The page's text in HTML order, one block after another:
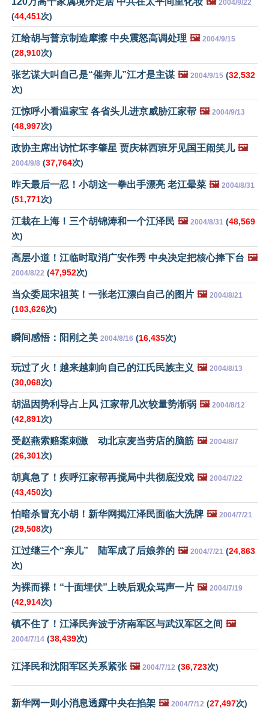
2004/9/22
(44,451次)
江给胡与普京制造摩擦 中央震怒高调处理 🖼️ 2004/9/15
(28,910次)
张艺谋大叫自己是“催奔儿”江才是主谋 🖼️ 2004/9/15 (32,532
次)
江惊呼小看温家宝 各省头儿进京威胁江家帮 🖼️ 2004/9/13
(48,997次)
政协主席出访忙坏李肇星 贾庆林西班牙见国王闹笑儿 🖼️
2004/9/8 (37,764次)
昨天最后一忍！小胡这一拳出手漂亮 老江晕菜 🖼️ 2004/8/31
(51,771次)
江栽在上海！三个胡锦涛和一个江泽民 🖼️ 2004/8/31 (48,569
次)
高层小道！江临时取消广安作秀 中央决定把核心捧下台 🖼️
2004/8/22 (47,952次)
当众委屈宋祖英！一张老江漂白自己的图片 🖼️ 2004/8/21
(103,626次)
瞬间感悟：阳刚之美 2004/8/16 (16,435次)
玩过了火！越来越刺向自己的江氏民族主义 🖼️ 2004/8/13
(30,068次)
胡温因势利导占上风 江家帮几次较量势渐弱 🖼️ 2004/8/12
(42,891次)
受赵燕索赔案刺激 动北京麦当劳店的脑筋 🖼️ 2004/8/7
(26,301次)
胡真急了！疾呼江家帮再搅局中共彻底没戏 🖼️ 2004/7/22
(43,450次)
怕暗杀冒充小胡！新华网揭江泽民面临大洗牌 🖼️ 2004/7/21
(29,508次)
江过继三个“亲儿” 陆军成了后娘养的 🖼️ 2004/7/21 (24,863
次)
为裸而裸！“十面埋伏”上映后观众骂声一片 🖼️ 2004/7/19
(42,914次)
镇不住了！江泽民奔波于济南军区与武汉军区之间 🖼️
2004/7/14 (38,439次)
江泽民和沈阳军区关系紧张 🖼️ 2004/7/12 (36,723次)
新华网一则小消息透露中央在掐架 🖼️ 2004/7/12 (27,497次)